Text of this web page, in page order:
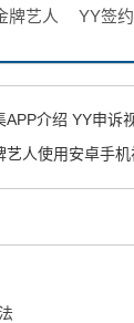
牌艺人 YY签约
APP介绍 YY申诉
艺人使用安卓手